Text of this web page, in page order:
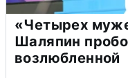
«Четырех
Шаляпин
возлюбленной